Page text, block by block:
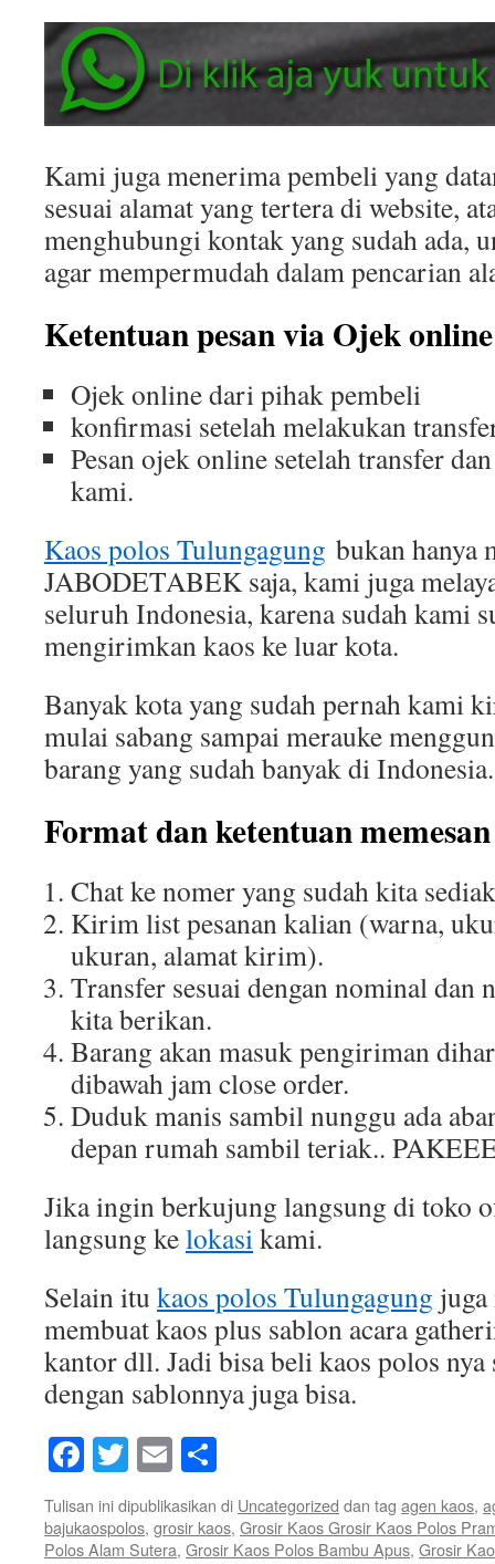
Kami juga menerima pembeli yang
sesuai alamat yang tertera di website,
menghubungi kontak yang sudah ada,
agar mempermudah dalam pencarian
Ketentuan pesan via Ojek online
Ojek online dari pihak pembeli
konfirmasi setelah melakukan
Pesan ojek online setelah transfer
kami.
Kaos polos Tulungagung bukan hanya
JABODETABEK saja, kami juga
seluruh Indonesia, karena sudah kami
mengirimkan kaos ke luar kota.
Banyak kota yang sudah pernah kami
mulai sabang sampai merauke
barang yang sudah banyak di Indonesia.
Format dan ketentuan
Chat ke nomer yang sudah kita
Kirim list pesanan kalian (warna,
ukuran, alamat kirim).
Transfer sesuai dengan nominal dan
kita berikan.
Barang akan masuk pengiriman
dibawah jam close order.
Duduk manis sambil nunggu ada
depan rumah sambil teriak..
Jika ingin berkujung langsung di toko
langsung kelokasikami.
Selain itu kaos polos Tulungagung
membuat kaos plus sablon acara
kantor dll. Jadi bisa beli kaos polos nya
dengan sablonnya juga bisa.
Facebook
Twitter
Email
Tulisan ini dipublikasikan di Uncategorized dan tag agen kaos,
bajukaospolos, grosir kaos, Grosir Kaos Grosir Kaos Polos
Polos Alam Sutera, Grosir Kaos Polos Bambu Apus, Grosir